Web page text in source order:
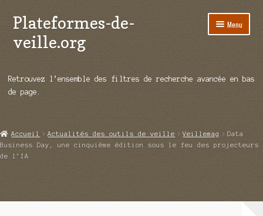
Aller
à
la
Aller
au
contenu
Plateformes-de-
veille.org
Menu
Répertoire d’ouitils
Démos vidéos
Ouvrir
Qui sommes-nous ?
Retrouvez l’ensemble des filtres de recherche avancée en bas
de page.
Accueil Actualités des outils de veille Veillemag
Data
Business Day, une cinquième édition sous le feu des projecteurs
de l’IA